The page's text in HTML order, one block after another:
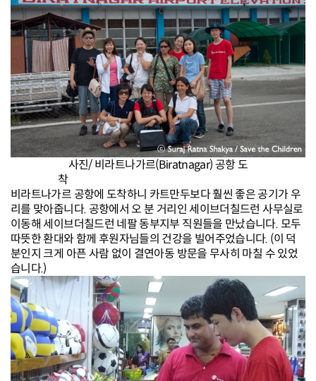
사진/ 비라트나가르(Biratnagar) 공항 도
착
비라트나가르 공항에 도착하니 카트만두보다 훨씬 좋은 공기가 우
리를 맞아줍니다. 공항에서 오 분 거리인 세이브더칠드런 사무실로
이동해 세이브더칠드런 네팔 동부지부 직원들을 만났습니다.모두
따뜻한 환대와 함께 후원자님들의 건강을 빌어주었습니다. (이 덕
분인지 크게 아픈 사람 없이 결연아동 방문을 무사히 마칠 수 있었
습니다.)